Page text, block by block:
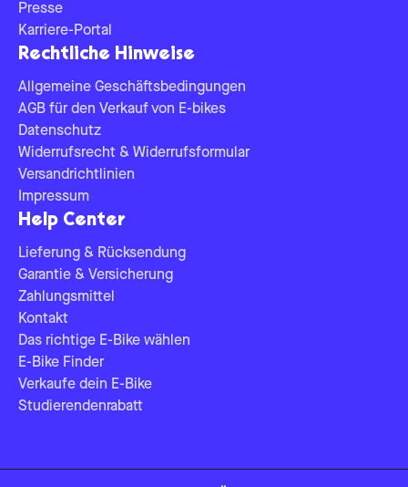
Presse
Karriere-Portal
Rechtliche Hinweise
Allgemeine Geschäftsbedingungen
AGB für den Verkauf von E-bikes
Datenschutz
Widerrufsrecht & Widerrufsformular
Versandrichtlinien
Impressum
Help Center
Lieferung & Rücksendung
Garantie & Versicherung
Zahlungsmittel
Kontakt
Das richtige E-Bike wählen
E-Bike Finder
Verkaufe dein E-Bike
Studierendenrabatt